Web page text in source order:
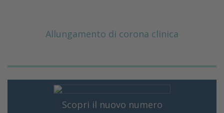
Allungamento di corona clinica
Scopri il nuovo numero